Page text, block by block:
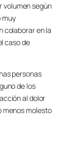
volumen según
muy
colaborar en la
caso de
personas
de los
al dolor
menos molesto